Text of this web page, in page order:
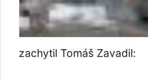
zachytil Tomáš Zavadil: